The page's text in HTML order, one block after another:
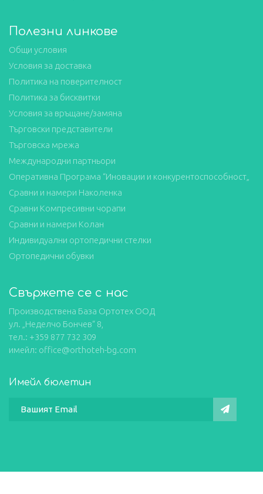
Полезни линкове
Общи условия
Условия за доставка
Политика на поверителност
Политика за бисквитки
Условия за връщане/замяна
Търговски представители
Търговска мрежа
Международни партньори
Оперативна Програма “Иновации и конкурентоспособност„
Сравни и намери Наколенка
Сравни Компресивни чорапи
Сравни и намери Колан
Индивидуални ортопедични стелки
Ортопедични обувки
Свържете се с нас
Производствена База Ортотех ООД
ул. „Неделчо Бончев“ 8,
тел.: +359 877 732 309
имейл: office@orthoteh-bg.com
Имейл бюлетин